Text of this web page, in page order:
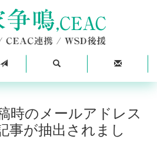
時のメールアドレス
事が抽出されまし